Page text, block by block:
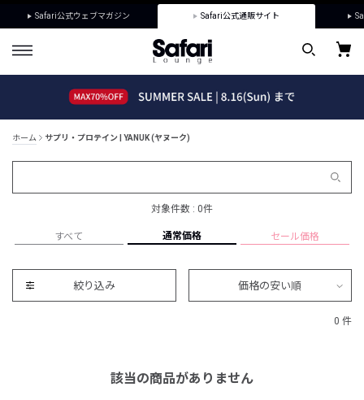
Safari公式ウェブマガジン Safari公式通販サイト
ホーム サプリ・プロテイン | YANUK (ヤヌーク)
対象件数 : 0件
すべて 通常価格 セール価格
絞り込み 価格の安い順
0 件
該当の商品がありません